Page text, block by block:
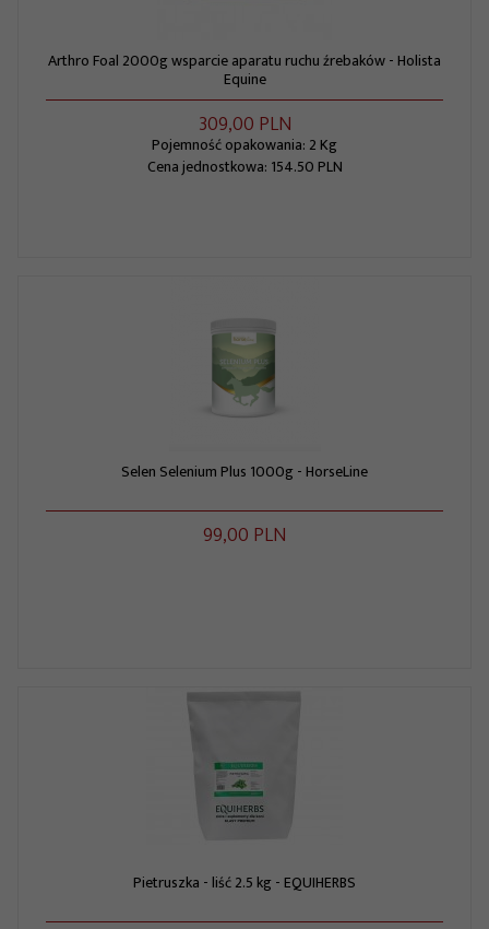
Arthro Foal 2000g wsparcie aparatu ruchu źrebaków - Holista
Equine
309,00 PLN
Pojemność opakowania: 2 Kg
Cena jednostkowa: 154.50 PLN
Selen Selenium Plus 1000g - HorseLine
99,00 PLN
Pietruszka - liść 2.5 kg - EQUIHERBS